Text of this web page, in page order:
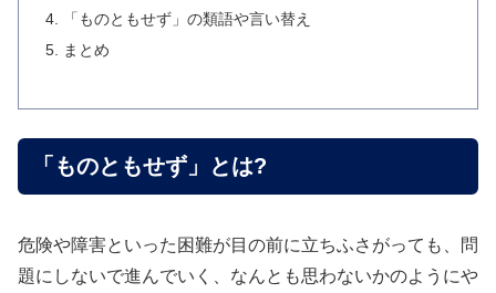
「ものともせず」の類語や言い替え
まとめ
「ものともせず」とは?
危険や障害といった困難が目の前に立ちふさがっても、問
題にしないで進んでいく、なんとも思わないかのようにや